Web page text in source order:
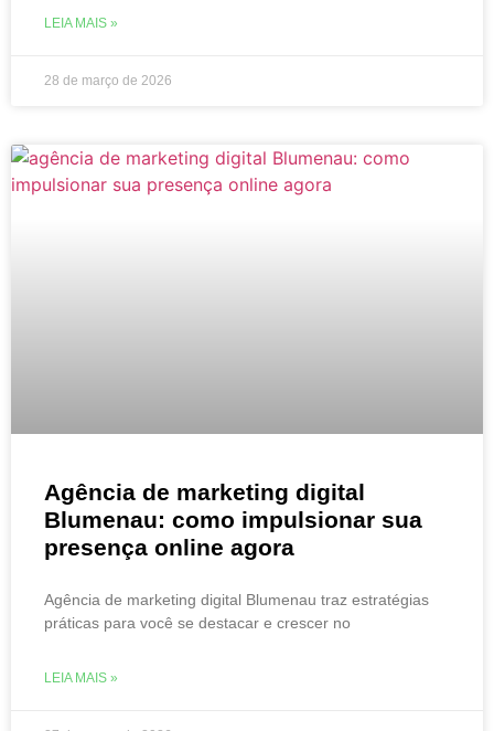
LEIA MAIS »
28 de março de 2026
Agência de marketing digital
Blumenau: como impulsionar sua
presença online agora
Agência de marketing digital Blumenau traz estratégias
práticas para você se destacar e crescer no
LEIA MAIS »